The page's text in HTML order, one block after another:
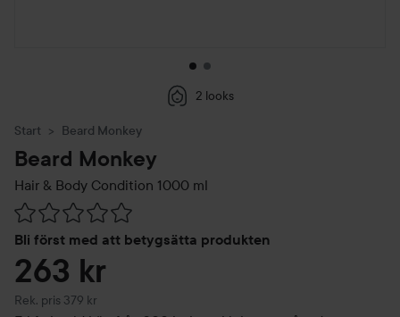
2 looks
Start Beard Monkey
Beard Monkey
Hair & Body Condition 1000 ml
Bli först med att betygsätta produkten
Hoppa till Betyg & kommentarer
263 kr
Rek. pris 379 kr
Rekommenderat pris 379 kr